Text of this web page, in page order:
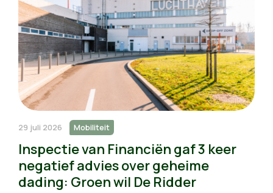
29 juli 2026 Mobiliteit
Inspectie van Financiën gaf 3 keer
negatief advies over geheime
dading: Groen wil De Ridder